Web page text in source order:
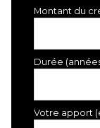
Montant du
Durée
Votre apport